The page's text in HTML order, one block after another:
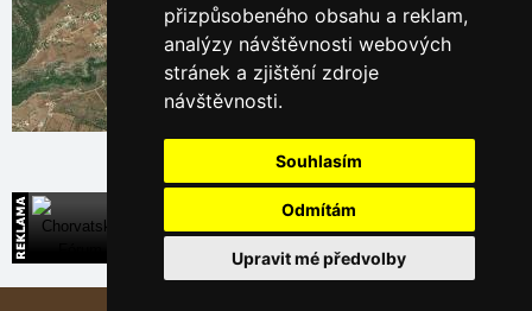
přizpůsobeného obsahu a reklam,
analýzy návštěvnosti webových
stránek a zjištění zdroje
návštěvnosti.
Souhlasím
Odmítám
Upravit mé předvolby
Chorvatsko Fórum
Podělte se o Vaše poznatky z dovolené v Chorvatsku